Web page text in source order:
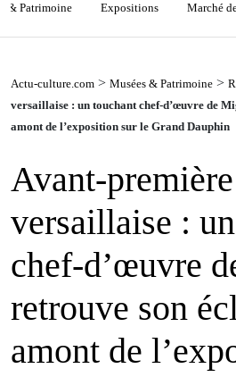
& Patrimoine Expositions Marché
Actu-culture.com > Musées & Patrimoine >
versaillaise : un touchant chef-d’œuvre de
amont de l’exposition sur le Grand Dauphin
Avant-première
versaillaise :
chef-d’œuvre
retrouve son
amont de